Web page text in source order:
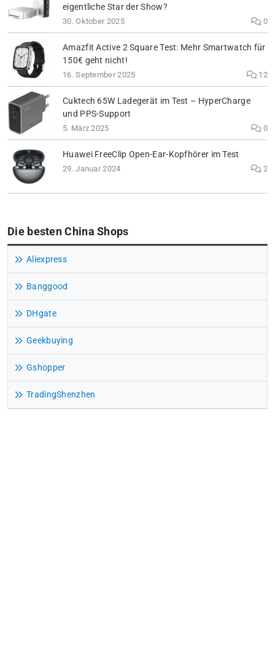
eigentliche Star der Show?
30. Oktober 2025 0
Amazfit Active 2 Square Test: Mehr Smartwatch für
150€ geht nicht!
16. September 2025 12
Cuktech 65W Ladegerät im Test – HyperCharge
und PPS-Support
5. März 2025 0
Huawei FreeClip Open-Ear-Kopfhörer im Test
29. Januar 2024 2
Die besten China Shops
Aliexpress
Banggood
DHgate
Geekbuying
Gshopper
TradingShenzhen